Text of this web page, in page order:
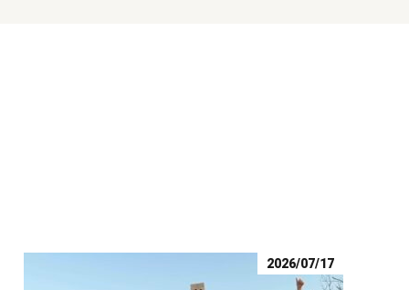
2026/07/17